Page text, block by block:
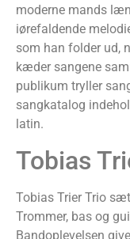
moderne mands
iørefaldende
som han folder ud,
kæder sangene
publikum tryller
sangkatalog
latin.
Tobias
Tobias Trier Trio
Trommer, bas og
Bandoplevelsen